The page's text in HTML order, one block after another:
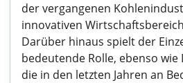
der vergangenen
innovativen
Darüber hinaus spielt der
bedeutende Rolle, ebenso
die in den letzten Jahren an